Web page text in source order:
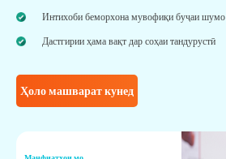
Интихоби беморхона мувофиқи буҷаи шумо
Дастгирии ҳама вақт дар соҳаи тандурустӣ
Ҳоло машварат кунед